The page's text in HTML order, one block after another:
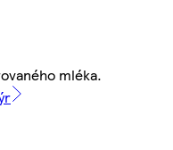
mléka.